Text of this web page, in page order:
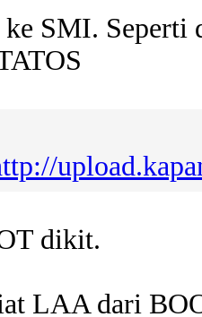
ke SMI. Seperti
dikit.
LAA dari